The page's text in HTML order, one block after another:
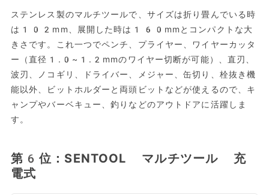
ステンレス製のマルチツールで、サイズは折り畳んでいる時
は102mm、展開した時は160mmとコンパクトな大
きさです。これ一つでペンチ、プライヤー、ワイヤーカッタ
ー（直径1.0~1.2mmのワイヤー切断が可能）、直刃、
波刃、ノコギリ、ドライバー、メジャー、缶切り、栓抜き機
能以外、ビットホルダーと両頭ビットなどが使えるので、キ
ャンプやバーベキュー、釣りなどのアウトドアに活躍しま
す。
第6位：SENTOOL マルチツール 充
電式